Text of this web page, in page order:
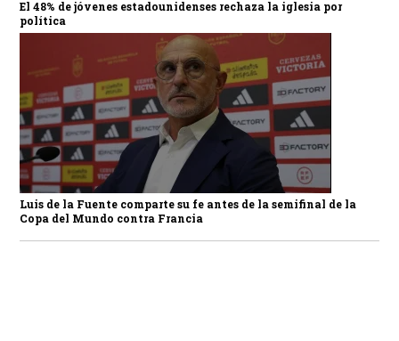
El 48% de jóvenes estadounidenses rechaza la iglesia por
política
Luis de la Fuente comparte su fe antes de la semifinal de la
Copa del Mundo contra Francia